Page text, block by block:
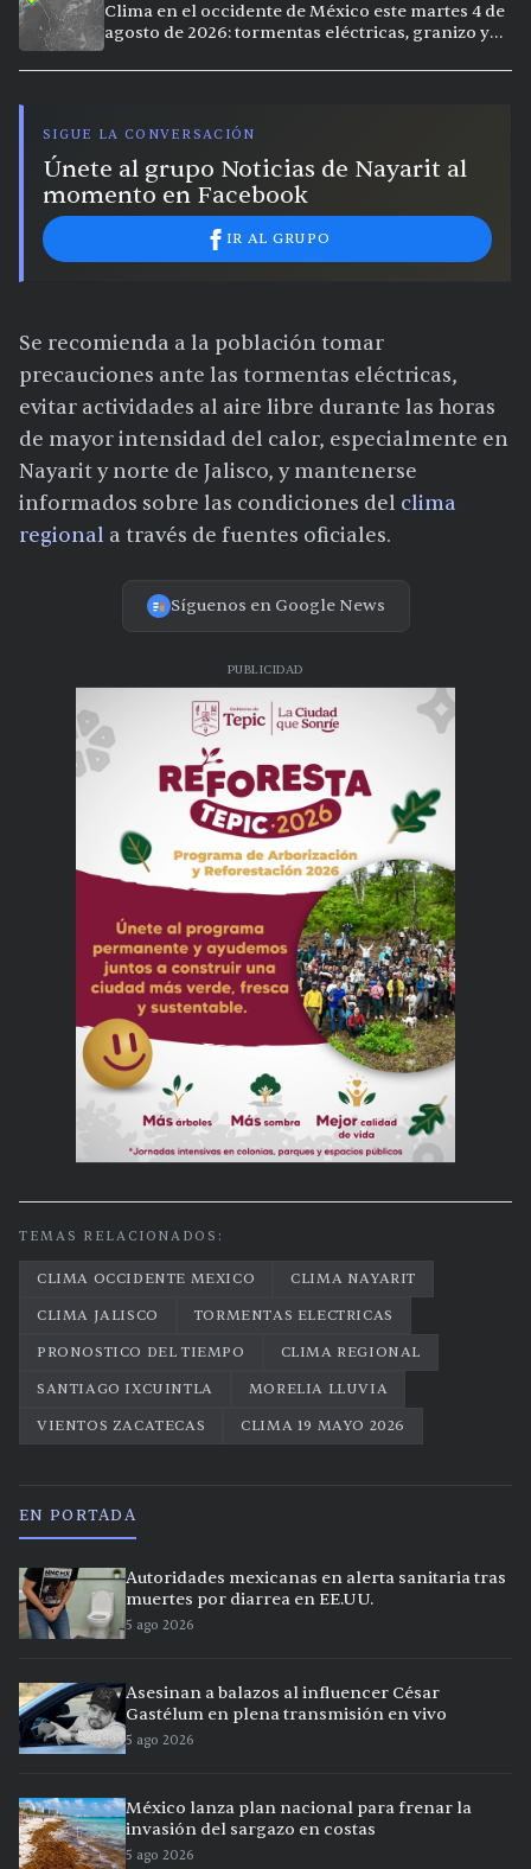
Clima en el occidente de México este martes 4 de
agosto de 2026: tormentas eléctricas, granizo y
SIGUE LA CONVERSACIÓN
Únete al grupo Noticias de Nayarit al
momento en Facebook
IR AL GRUPO
Se recomienda a la población tomar
precauciones ante las tormentas eléctricas,
evitar actividades al aire libre durante las horas
de mayor intensidad del calor, especialmente en
Nayarit y norte de Jalisco, y mantenerse
informados sobre las condiciones del clima
regional a través de fuentes oficiales.
Síguenos en Google News
PUBLICIDAD
TEMAS RELACIONADOS:
CLIMA OCCIDENTE MEXICO
CLIMA NAYARIT
CLIMA JALISCO
TORMENTAS ELECTRICAS
PRONOSTICO DEL TIEMPO
CLIMA REGIONAL
SANTIAGO IXCUINTLA
MORELIA LLUVIA
VIENTOS ZACATECAS
CLIMA 19 MAYO 2026
EN PORTADA
Autoridades mexicanas en alerta sanitaria tras
muertes por diarrea en EE.UU.
5 ago 2026
Asesinan a balazos al influencer César
Gastélum en plena transmisión en vivo
5 ago 2026
México lanza plan nacional para frenar la
invasión del sargazo en costas
5 ago 2026